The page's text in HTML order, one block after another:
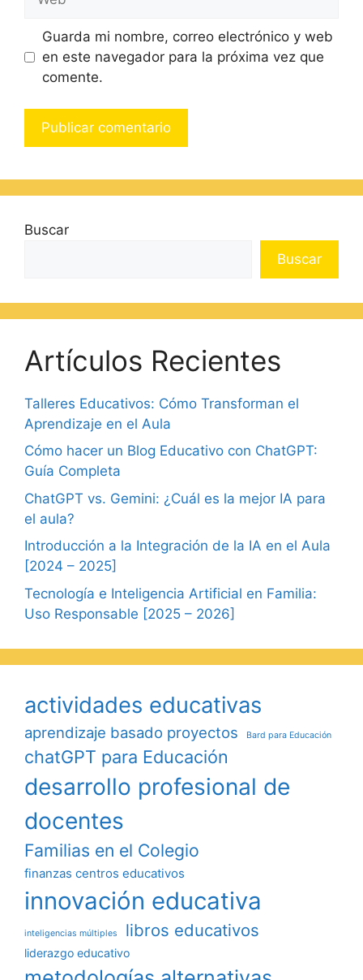
Guarda mi nombre, correo electrónico y web
en este navegador para la próxima vez que
comente.
Buscar
Buscar
Artículos Recientes
Talleres Educativos: Cómo Transforman el
Aprendizaje en el Aula
Cómo hacer un Blog Educativo con ChatGPT:
Guía Completa
ChatGPT vs. Gemini: ¿Cuál es la mejor IA para
el aula?
Introducción a la Integración de la IA en el Aula
[2024 – 2025]
Tecnología e Inteligencia Artificial en Familia:
Uso Responsable [2025 – 2026]
actividades educativas
aprendizaje basado proyectos Bard para Educación
chatGPT para Educación
desarrollo profesional de
docentes
Familias en el Colegio
finanzas centros educativos
innovación educativa
inteligencias múltiples libros educativos
liderazgo educativo